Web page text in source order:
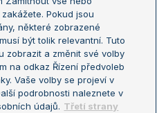
mistrů
mistryň
Pokud jsou
některé zobrazené
být tolik relevantní. Tuto
zobrazit a změnit své volby
na odkaz Řízení předvoleb
Vaše volby se projeví v
podrobnosti naleznete v
údajů. Třetí strany